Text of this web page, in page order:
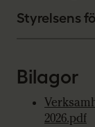
Styrelsens
Bilagor
2026.pdf